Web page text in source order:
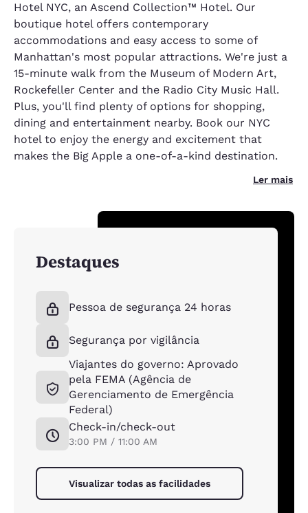
Hotel NYC, an Ascend Collection™ Hotel. Our
boutique hotel offers contemporary
accommodations and easy access to some of
Manhattan's most popular attractions. We're just a
15-minute walk from the Museum of Modern Art,
Rockefeller Center and the Radio City Music Hall.
Plus, you'll find plenty of options for shopping,
dining and entertainment nearby. Book our NYC
hotel to enjoy the energy and excitement that
makes the Big Apple a one-of-a-kind destination.
Ler mais
Destaques
Pessoa de segurança 24 horas
Segurança por vigilância
Viajantes do governo: Aprovado
pela FEMA (Agência de
Gerenciamento de Emergência
Federal)
Check-in/check-out
3:00 PM / 11:00 AM
Visualizar todas as facilidades